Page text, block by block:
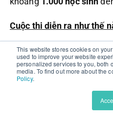
This website stores cookies on
used to improve your website
personalized services to you, both
media. To find out more about the
Policy.
Cuộc thi diễn ra như thế
Học sinh chọn một vấn
mê và trình bày một dự
đó để kêu gọi sự thay
năm
Viết sáng tạo, Kinh